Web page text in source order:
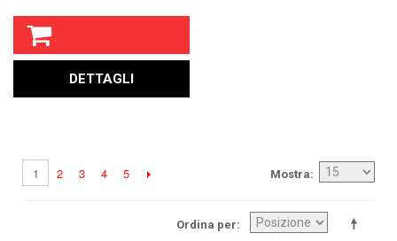
DETTAGLI
Mostra
1 2 3 4 5
Ordina per